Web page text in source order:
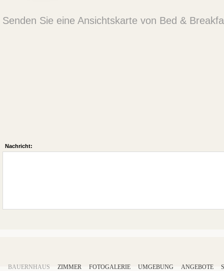
Senden Sie eine Ansichtskarte von Bed &
Nachricht:
BAUERNHAUS ZIMMER FOTOGALERIE UMGEBUNG ANGEBOTE